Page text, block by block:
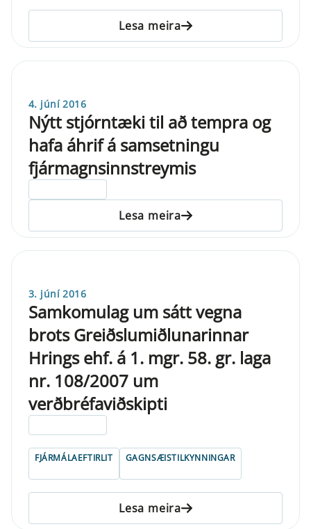
Lesa meira
4. júní 2016
Nýtt stjórntæki til að tempra og
hafa áhrif á samsetningu
fjármagnsinnstreymis
Lesa meira
3. júní 2016
Samkomulag um sátt vegna
brots Greiðslumiðlunarinnar
Hrings ehf. á 1. mgr. 58. gr. laga
nr. 108/2007 um
verðbréfaviðskipti
FJÁRMÁLAEFTIRLIT GAGNSÆISTILKYNNINGAR
Lesa meira